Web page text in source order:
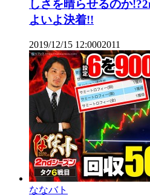
しさを晴らせるのか
よいよ決着!!
2019/12/15 12:0002011
ななバト